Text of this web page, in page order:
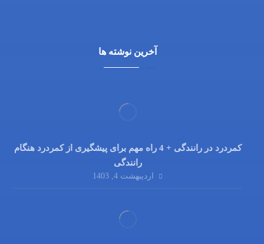
آخرین نوشته ها
کمردرد در رانندگی + 4 راه مهم برای پیشگیری از کمردرد هنگام
رانندگی
اردیبهشت 4, 1403